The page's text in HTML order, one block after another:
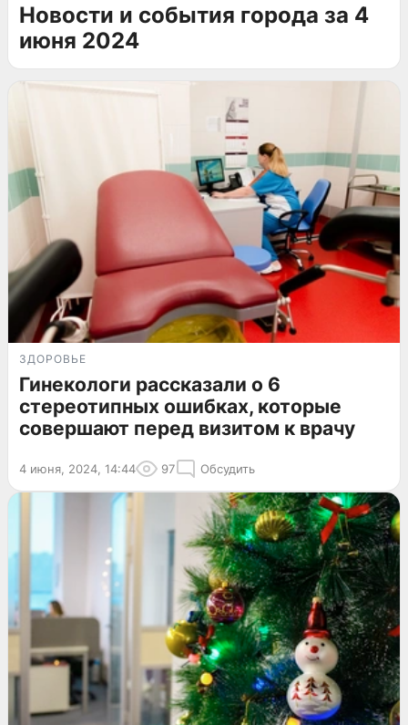
Новости и события города за 4
июня 2024
ЗДОРОВЬЕ
Гинекологи рассказали о 6
стереотипных ошибках, которые
совершают перед визитом к врачу
4 июня, 2024, 14:44 97 Обсудить